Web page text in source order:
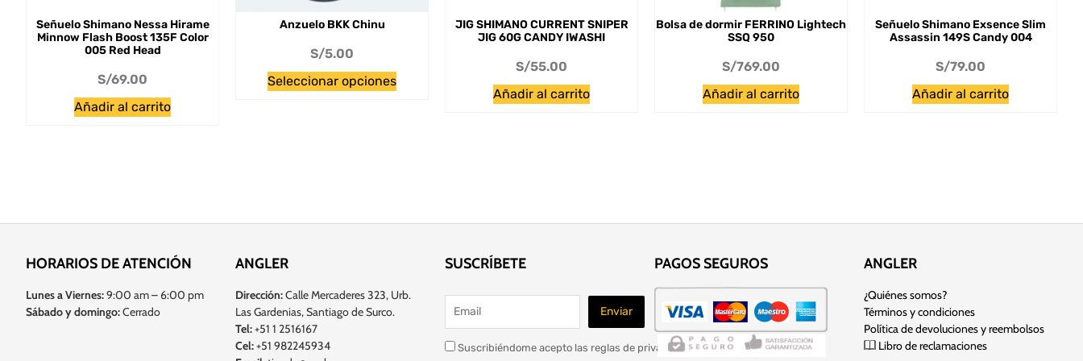
Señuelo Shimano Nessa Hirame
Minnow Flash Boost 135F Color
005 Red Head
S/69.00
Añadir al carrito
Anzuelo BKK Chinu
S/5.00
Seleccionar opciones
JIG SHIMANO CURRENT SNIPER
JIG 60G CANDY IWASHI
S/55.00
Añadir al carrito
Bolsa de dormir FERRINO Lightech
SSQ 950
S/769.00
Añadir al carrito
Señuelo Shimano Exsence Slim
Assassin 149S Candy 004
S/79.00
Añadir al carrito
HORARIOS DE ATENCIÓN
Lunes a Viernes:9:00 am – 6:00 pm
Sábado y domingo:Cerrado
ANGLER
Dirección:Calle Mercaderes 323, Urb.
Las Gardenias, Santiago de Surco.
Tel:+51 1 2516167
Cel:+51 982245934
SUSCRÍBETE
Suscribiéndome acepto las reglas de privacidad de este sitio
PAGOS SEGUROS ANGLER
¿Quiénes somos?
Términos y condiciones
Política de devoluciones y reembolsos
Libro de reclamaciones